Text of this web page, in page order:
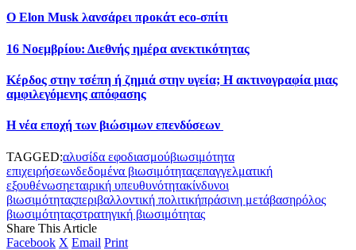
Ο Elon Musk λανσάρει προκάτ eco-σπίτι
16 Νοεμβρίου: Διεθνής ημέρα ανεκτικότητας
Κέρδος στην τσέπη ή ζημιά στην υγεία; Η ακτινογραφία μιας
αμφιλεγόμενης απόφασης
Η νέα εποχή των βιώσιμων επενδύσεων
TAGGED:αλυσίδα εφοδιασμούβιωσιμότητα
επιχειρήσεωνδεδομένα βιωσιμότηταςεπαγγελματική
εξουθένωσηεταιρική υπευθυνότητακίνδυνοι
βιωσιμότηταςπεριβαλλοντική πολιτικήπράσινη μετάβασηρόλος
βιωσιμότηταςστρατηγική βιωσιμότητας
Share This Article
Facebook X Email Print